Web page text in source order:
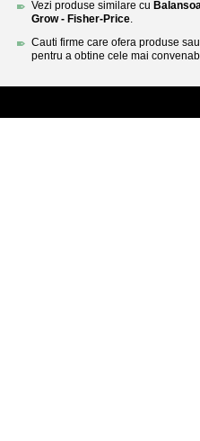
Vezi produse similare cu
Grow - Fisher-Price.
Cauti firme care ofera produse
pentru a obtine cele mai